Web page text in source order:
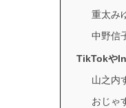
重太み
中野信
TikTokや
山之内
おじゃ